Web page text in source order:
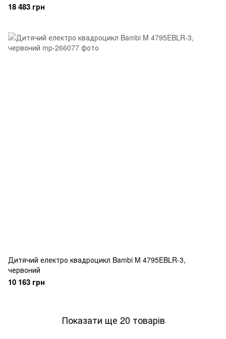
18 483 грн
Дитячий електро квадроцикл Bambi M 4795EBLR-3,
червоний
10 163 грн
Показати ще 20 товарів